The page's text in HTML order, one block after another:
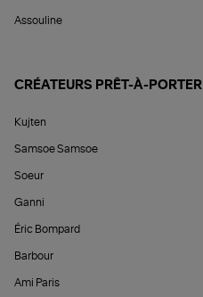
Assouline
CRÉATEURS PRÊT-À-PORTER
Kujten
Samsoe Samsoe
Soeur
Ganni
Éric Bompard
Barbour
Ami Paris